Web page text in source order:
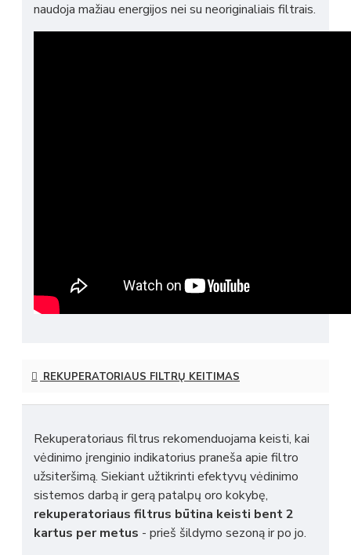
naudoja mažiau energijos nei su neoriginaliais filtrais.
REKUPERATORIAUS FILTRŲ KEITIMAS
Rekuperatoriaus filtrus rekomenduojama keisti, kai
vėdinimo įrenginio indikatorius praneša apie filtro
užsiteršimą. Siekiant užtikrinti efektyvų vėdinimo
sistemos darbą ir gerą patalpų oro kokybę,
rekuperatoriaus filtrus būtina keisti bent 2
kartus per metus - prieš šildymo sezoną ir po jo.